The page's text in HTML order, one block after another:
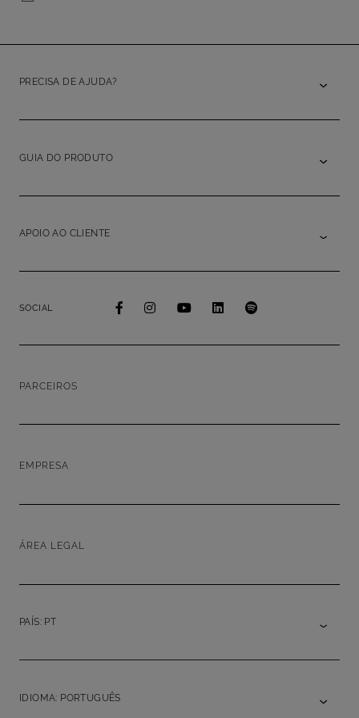
PRECISA DE AJUDA?
GUIA DO PRODUTO
APOIO AO CLIENTE
SOCIAL
PARCEIROS
EMPRESA
ÁREA LEGAL
PAÍS: PT
IDIOMA: PORTUGUÊS